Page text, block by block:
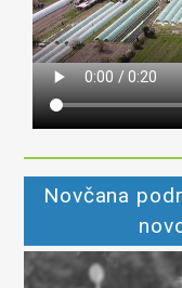
Novčana